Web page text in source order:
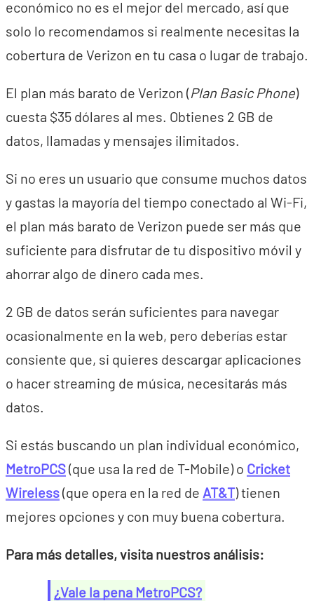
económico no es el mejor del mercado, así que
solo lo recomendamos si realmente necesitas la
cobertura de Verizon en tu casa o lugar de trabajo.
El plan más barato de Verizon (Plan Basic Phone)
cuesta $35 dólares al mes. Obtienes 2 GB de
datos, llamadas y mensajes ilimitados.
Si no eres un usuario que consume muchos datos
y gastas la mayoría del tiempo conectado al Wi-Fi,
el plan más barato de Verizon puede ser más que
suficiente para disfrutar de tu dispositivo móvil y
ahorrar algo de dinero cada mes.
2 GB de datos serán suficientes para navegar
ocasionalmente en la web, pero deberías estar
consiente que, si quieres descargar aplicaciones
o hacer streaming de música, necesitarás más
datos.
Si estás buscando un plan individual económico,
MetroPCS(que usa la red de T-Mobile) o Cricket
Wireless(que opera en la red de AT&T) tienen
mejores opciones y con muy buena cobertura.
Para más detalles, visita nuestros análisis:
¿Vale la pena MetroPCS?